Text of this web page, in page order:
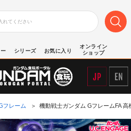
シリーズ お気に入り
オンライン
ショップ
フレーム ＞ 機動戦士ガンダム GフレームFA